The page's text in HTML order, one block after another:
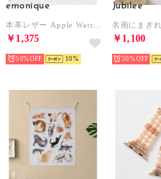
emonique
￥1,375
50% 10
Jubilee
￥1,100
50%